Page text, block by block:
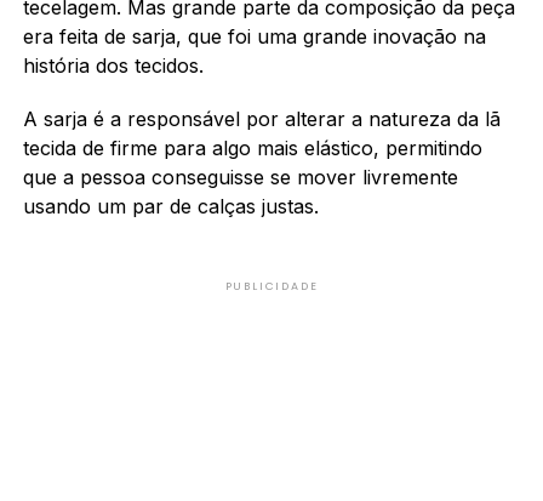
tecelagem. Mas grande parte da composição da peça
era feita de sarja, que foi uma grande inovação na
história dos tecidos.
A sarja é a responsável por alterar a natureza da lã
tecida de firme para algo mais elástico, permitindo
que a pessoa conseguisse se mover livremente
usando um par de calças justas.
PUBLICIDADE